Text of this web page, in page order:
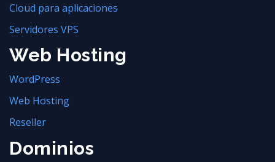
Cloud para aplicaciones
Servidores VPS
Web Hosting
WordPress
Web Hosting
Reseller
Dominios